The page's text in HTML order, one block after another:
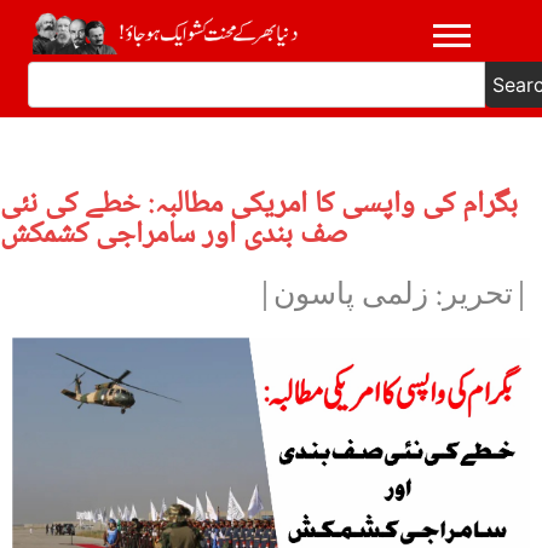
بگرام کی واپسی کا امریکی مطالبہ: خطے کی نئی
صف بندی اور سامراجی کشمکش
|تحریر: زلمی پاسون|